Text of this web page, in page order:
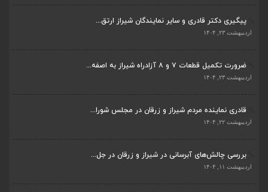
اردیبهشت ۲۳, ۱۴۰۴
اردیبهشت ۲۳, ۱۴۰۴
اردیبهشت ۲۲, ۱۴۰۴
اردیبهشت ۱۱, ۱۴۰۴